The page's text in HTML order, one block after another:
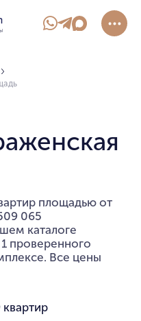
площадью от
065
каталоге
проверенного
Все цены
квартир